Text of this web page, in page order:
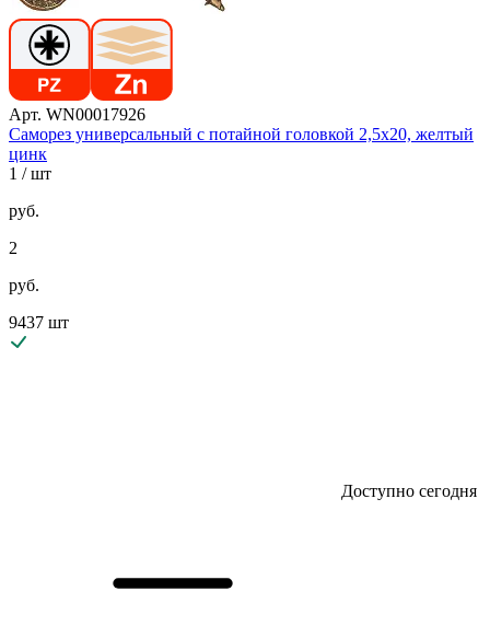
Арт. WN00017926
Саморез универсальный с потайной головкой 2,5х20, желтый
цинк
1 / шт
руб.
2
руб.
9437 шт
Доступно сегодня